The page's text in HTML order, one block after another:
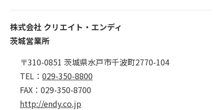
株式会社 クリエイト・エンディ
茨城営業所
〒310-0851 茨城県水戸市千波町2770-104
TEL： 029-350-8800
FAX：029-350-8700
http://endy.co.jp